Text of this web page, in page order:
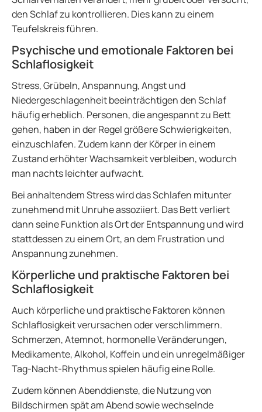
den Schlaf zu kontrollieren. Dies kann zu einem
Teufelskreis führen.
Psychische und emotionale Faktoren bei
Schlaflosigkeit
Stress, Grübeln, Anspannung, Angst und
Niedergeschlagenheit beeinträchtigen den Schlaf
häufig erheblich. Personen, die angespannt zu Bett
gehen, haben in der Regel größere Schwierigkeiten,
einzuschlafen. Zudem kann der Körper in einem
Zustand erhöhter Wachsamkeit verbleiben, wodurch
man nachts leichter aufwacht.
Bei anhaltendem Stress wird das Schlafen mitunter
zunehmend mit Unruhe assoziiert. Das Bett verliert
dann seine Funktion als Ort der Entspannung und wird
stattdessen zu einem Ort, an dem Frustration und
Anspannung zunehmen.
Körperliche und praktische Faktoren bei
Schlaflosigkeit
Auch körperliche und praktische Faktoren können
Schlaflosigkeit verursachen oder verschlimmern.
Schmerzen, Atemnot, hormonelle Veränderungen,
Medikamente, Alkohol, Koffein und ein unregelmäßiger
Tag-Nacht-Rhythmus spielen häufig eine Rolle.
Zudem können Abenddienste, die Nutzung von
Bildschirmen spät am Abend sowie wechselnde